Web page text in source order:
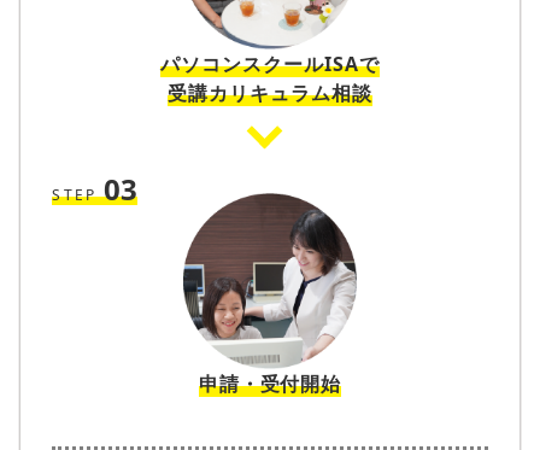
パソコンスクールISAで
受講カリキュラム相談
STEP03
申請・受付開始